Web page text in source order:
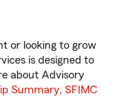
or looking to grow
is designed to
about Advisory
Summary, SFIMC